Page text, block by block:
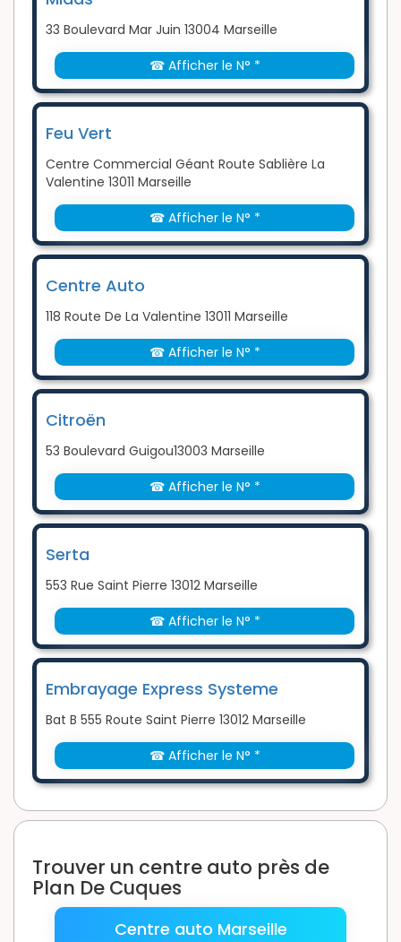
33 Boulevard Mar Juin 13004 Marseille
☎ Afficher le N° *
Feu Vert
Centre Commercial Géant Route Sablière La
Valentine 13011 Marseille
☎ Afficher le N° *
Centre Auto
118 Route De La Valentine 13011 Marseille
☎ Afficher le N° *
Citroën
53 Boulevard Guigou13003 Marseille
☎ Afficher le N° *
Serta
553 Rue Saint Pierre 13012 Marseille
☎ Afficher le N° *
Embrayage Express Systeme
Bat B 555 Route Saint Pierre 13012 Marseille
☎ Afficher le N° *
Trouver un centre auto près de
Plan De Cuques
Centre auto Marseille